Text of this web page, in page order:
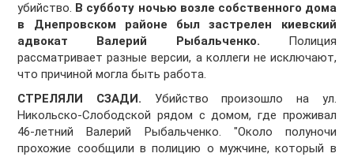
убийство. В субботу ночью возле собственного дома
в Днепровском районе был застрелен киевский
адвокат Валерий Рыбальченко. Полиция
рассматривает разные версии, а коллеги не исключают,
что причиной могла быть работа.
СТРЕЛЯЛИ СЗАДИ. Убийство произошло на ул.
Никольско-Слободской рядом с домом, где проживал
46-летний Валерий Рыбальченко. "Около полуночи
прохожие сообщили в полицию о мужчине, который в